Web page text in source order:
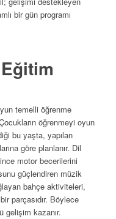
bir gün programı
temelli öğrenme
öğrenmeyi oyun
bu yaşta, yapılan
göre planlanır. Dil
motor becerilerini
güçlendiren müzik
bahçe aktiviteleri,
parçasıdır. Böylece
gelişim kazanır.